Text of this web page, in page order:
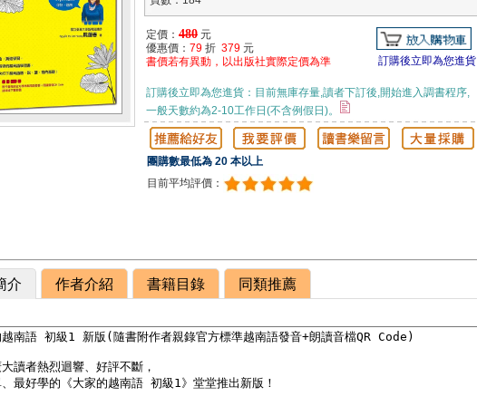
定價： 480 元
優惠價： 79 折 379 元
書價若有異動，以出版社實際定價為準
訂購後立即為您進貨
訂購後立即為您進貨：目前無庫存量,讀者下訂後,開始進入調書程序,
一般天數約為2-10工作日(不含例假日)。
團購數最低為 20 本以上
目前平均評價：
介 作者介紹 書籍目錄 同類推薦